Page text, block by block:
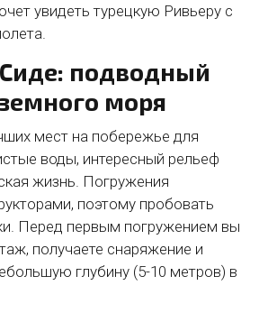
увидеть турецкую Ривьеру с
подводный
моря
мест на побережье для
воды, интересный рельеф
жизнь. Погружения
поэтому пробовать
Перед первым погружением вы
получаете снаряжение и
глубину (5-10 метров) в